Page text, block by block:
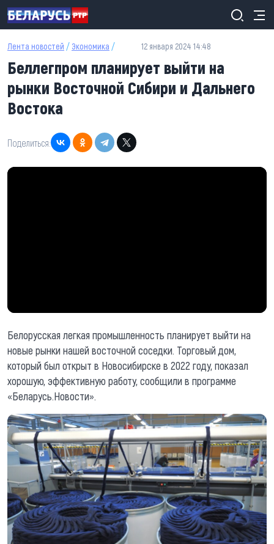
Перейти к основному содержанию
Лента новостей / Экономика / 12 января 2024 14:48
Беллегпром планирует выйти на
рынки Восточной Сибири и Дальнего
Востока
Поделиться:
Белорусская легкая промышленность планирует выйти на
новые рынки нашей восточной соседки. Торговый дом,
который был открыт в Новосибирске в 2022 году, показал
хорошую, эффективную работу, сообщили в программе
«Беларусь.Новости».